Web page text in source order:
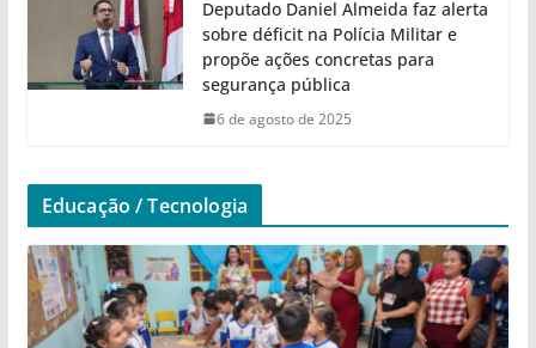
Deputado Daniel Almeida faz alerta
sobre déficit na Polícia Militar e
propõe ações concretas para
segurança pública
6 de agosto de 2025
Educação / Tecnologia